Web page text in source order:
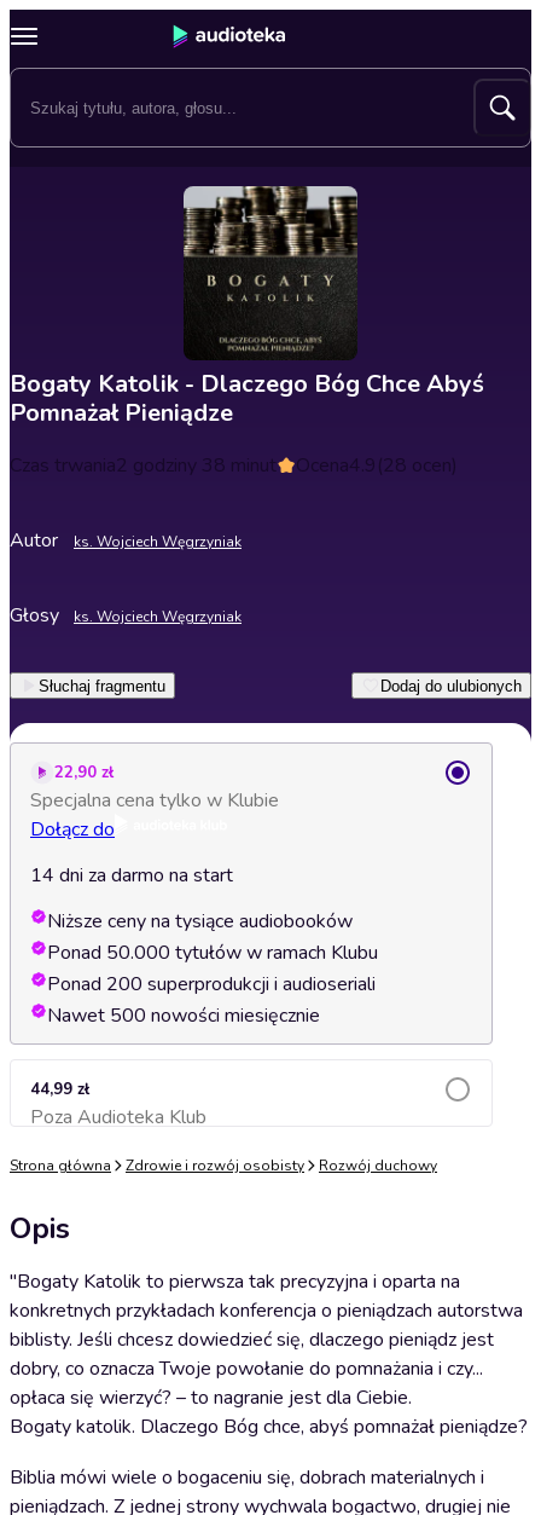
Bogaty Katolik - Dlaczego Bóg Chce Abyś
Pomnażał Pieniądze
Czas trwania2 godziny 38 minut Ocena4.9(28 ocen)
Autor ks. Wojciech Węgrzyniak
Głosy ks. Wojciech Węgrzyniak
Słuchaj fragmentu Dodaj do ulubionych
22,90 zł
Specjalna cena tylko w Klubie
Dołącz do
14 dni za darmo na start
Niższe ceny na tysiące audiobooków
Ponad 50.000 tytułów w ramach Klubu
Ponad 200 superprodukcji i audioseriali
Nawet 500 nowości miesięcznie
44,99 zł
Poza Audioteka KlubDodaj do koszyka
Strona główna Zdrowie i rozwój osobisty Rozwój duchowy
Opis
"Bogaty Katolik to pierwsza tak precyzyjna i oparta na
konkretnych przykładach konferencja o pieniądzach autorstwa
biblisty. Jeśli chcesz dowiedzieć się, dlaczego pieniądz jest
dobry, co oznacza Twoje powołanie do pomnażania i czy...
opłaca się wierzyć? – to nagranie jest dla Ciebie.
Bogaty katolik. Dlaczego Bóg chce, abyś pomnażał pieniądze?
Biblia mówi wiele o bogaceniu się, dobrach materialnych i
pieniądzach. Z jednej strony wychwala bogactwo, drugiej nie